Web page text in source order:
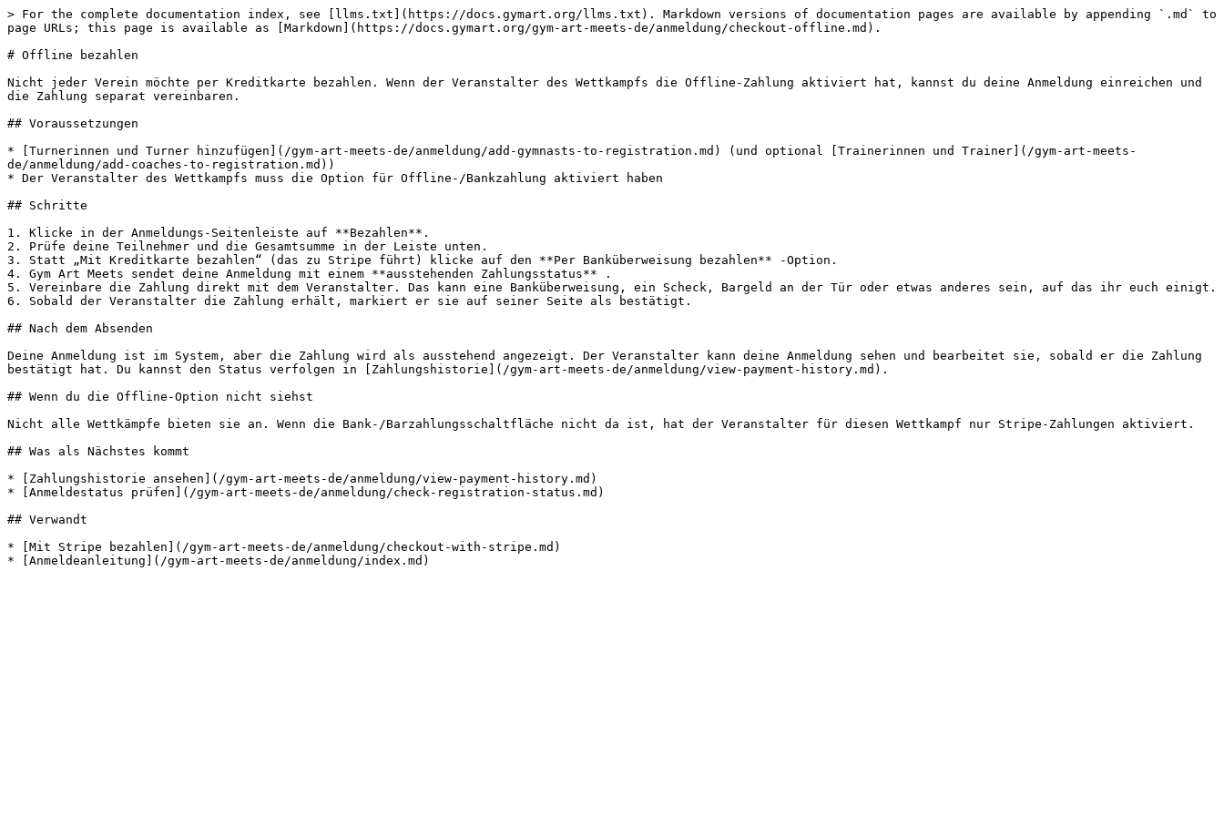
> For the complete documentation index, see [llms.txt](https://docs.gymart.org/llms.txt). Markdown versions of documentation pages are available by appending `.md` to
page URLs; this page is available as [Markdown](https://docs.gymart.org/gym-art-meets-de/anmeldung/checkout-offline.md).
# Offline bezahlen
Nicht jeder Verein möchte per Kreditkarte bezahlen. Wenn der Veranstalter des Wettkampfs die Offline-Zahlung aktiviert hat, kannst du deine Anmeldung einreichen und
die Zahlung separat vereinbaren.
## Voraussetzungen
* [Turnerinnen und Turner hinzufügen](/gym-art-meets-de/anmeldung/add-gymnasts-to-registration.md) (und optional [Trainerinnen und Trainer](/gym-art-meets-
de/anmeldung/add-coaches-to-registration.md))
* Der Veranstalter des Wettkampfs muss die Option für Offline-/Bankzahlung aktiviert haben
## Schritte
1. Klicke in der Anmeldungs-Seitenleiste auf **Bezahlen**.
2. Prüfe deine Teilnehmer und die Gesamtsumme in der Leiste unten.
3. Statt „Mit Kreditkarte bezahlen“ (das zu Stripe führt) klicke auf den **Per Banküberweisung bezahlen** -Option.
4. Gym Art Meets sendet deine Anmeldung mit einem **ausstehenden Zahlungsstatus** .
5. Vereinbare die Zahlung direkt mit dem Veranstalter. Das kann eine Banküberweisung, ein Scheck, Bargeld an der Tür oder etwas anderes sein, auf das ihr euch einigt.
6. Sobald der Veranstalter die Zahlung erhält, markiert er sie auf seiner Seite als bestätigt.
## Nach dem Absenden
Deine Anmeldung ist im System, aber die Zahlung wird als ausstehend angezeigt. Der Veranstalter kann deine Anmeldung sehen und bearbeitet sie, sobald er die Zahlung
bestätigt hat. Du kannst den Status verfolgen in [Zahlungshistorie](/gym-art-meets-de/anmeldung/view-payment-history.md).
## Wenn du die Offline-Option nicht siehst
Nicht alle Wettkämpfe bieten sie an. Wenn die Bank-/Barzahlungsschaltfläche nicht da ist, hat der Veranstalter für diesen Wettkampf nur Stripe-Zahlungen aktiviert.
## Was als Nächstes kommt
* [Zahlungshistorie ansehen](/gym-art-meets-de/anmeldung/view-payment-history.md)
* [Anmeldestatus prüfen](/gym-art-meets-de/anmeldung/check-registration-status.md)
## Verwandt
* [Mit Stripe bezahlen](/gym-art-meets-de/anmeldung/checkout-with-stripe.md)